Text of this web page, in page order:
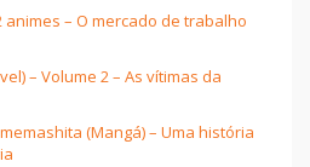
animes – O mercado de trabalho
– Volume 2 – As vítimas da
(Mangá) – Uma história